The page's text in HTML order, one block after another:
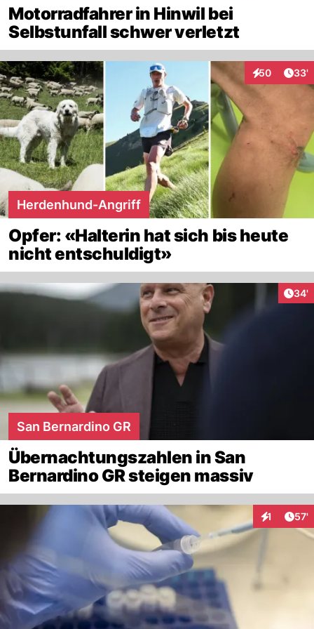
Motorradfahrer in Hinwil bei
Selbstunfall schwer verletzt
50
Interaktionen
33'
Herdenhund-Angriff
Opfer: «Halterin hat sich bis heute
nicht entschuldigt»
34'
San Bernardino GR
Übernachtungszahlen in San
Bernardino GR steigen massiv
1 57'